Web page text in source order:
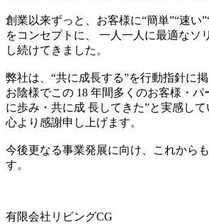
創業以来ずっと、お客様に“簡単”“速
をコンセプトに、 一人一人に最適なソ
し続けてきました。
弊社は、“共に成長する”を行動指針に掲
お陰様でこの 18 年間多くのお客様・パ
に歩み・共に成 長してきた”と実感して
心より感謝申し上げます。
今後更なる事業発展に向け、これから
す。
有限会社リビングCG